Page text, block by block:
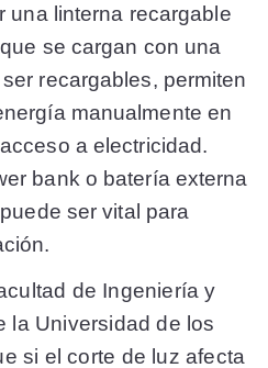
una linterna recargable
se cargan con una
recargables, permiten
manualmente en
a electricidad.
bank o batería externa
ser vital para
de Ingeniería y
la Universidad de los
si el corte de luz afecta